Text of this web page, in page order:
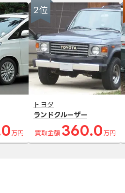
万円
2位
トヨタ
ランドクルーザー
買取金額 360.0 万円